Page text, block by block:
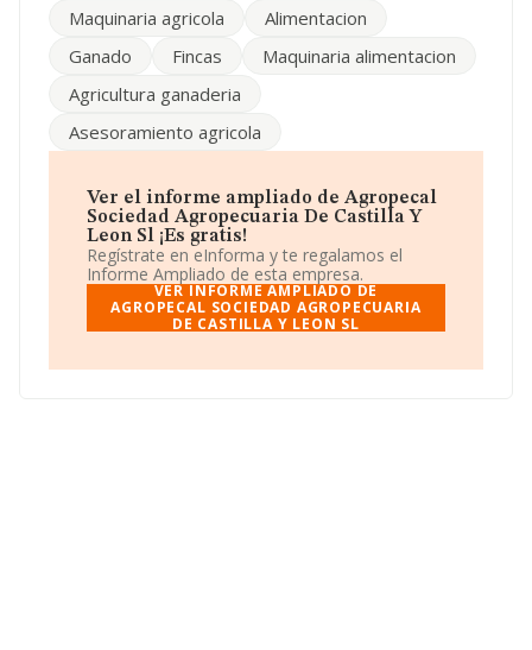
Mercantil como Sociedad Limitada. Clasifica su actividad
3512. La compañía no tiene actividad en mercados
teléfono 983625836 y el correo electrónico es
agropecal@telefonica.net.
La sociedad Agropecal Sociedad Agropecuaria de
Castilla y Leon S.L, con número de identificación fiscal
B47357637, está situada en Calle Estación núm. 6 Piso
1 B, (47004), en el municipio de Valladolid, Castilla-león.
En base a la información de la que dispone INFORMA
sobre 46.044 compañías, en el ámbito nacional la
facturación alcanza la cifra de 23.269 millones de euros
las compañías asciende a los 505 mil euros. En cuanto a
Maquinaria agricola
Alimentacion
Ganado
Fincas
Maquinaria alimentacion
Agricultura ganaderia
Asesoramiento agricola
Ver el informe ampliado de Agropecal
Sociedad Agropecuaria De Castilla Y
Leon Sl ¡Es gratis!
Regístrate en eInforma y te regalamos el
Informe Ampliado de esta empresa.
VER INFORME AMPLIADO DE
AGROPECAL SOCIEDAD AGROPECUARIA
DE CASTILLA Y LEON SL